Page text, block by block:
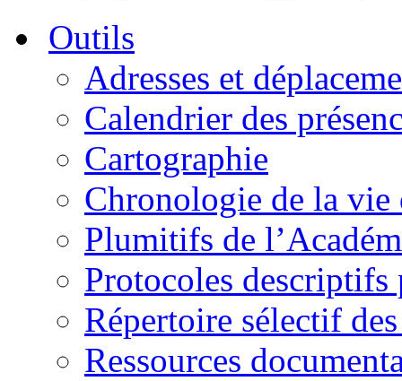
Outils
Adresses et
Calendrier des
Cartographie
Chronologie de la vie
Plumitifs de
Protocoles descriptifs
Répertoire sélectif
Ressources